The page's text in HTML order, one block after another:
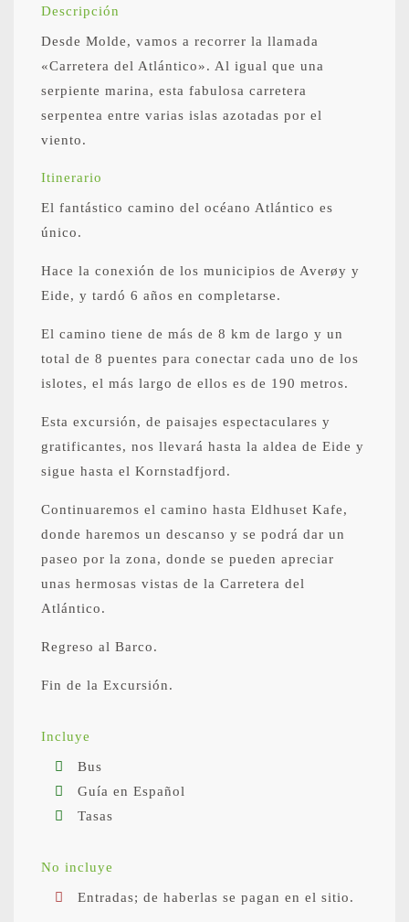
Descripción
Desde Molde, vamos a recorrer la llamada
«Carretera del Atlántico». Al igual que una
serpiente marina, esta fabulosa carretera
serpentea entre varias islas azotadas por el
viento.
Itinerario
El fantástico camino del océano Atlántico es
único.
Hace la conexión de los municipios de Averøy y
Eide, y tardó 6 años en completarse.
El camino tiene de más de 8 km de largo y un
total de 8 puentes para conectar cada uno de los
islotes, el más largo de ellos es de 190 metros.
Esta excursión, de paisajes espectaculares y
gratificantes, nos llevará hasta la aldea de Eide y
sigue hasta el Kornstadfjord.
Continuaremos el camino hasta Eldhuset Kafe,
donde haremos un descanso y se podrá dar un
paseo por la zona, donde se pueden apreciar
unas hermosas vistas de la Carretera del
Atlántico.
Regreso al Barco.
Fin de la Excursión.
Incluye
Bus
Guía en Español
Tasas
No incluye
Entradas; de haberlas se pagan en el sitio.